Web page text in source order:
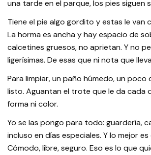
una tarde en el parque, los pies siguen
Tiene el pie algo gordito y estas le van
La horma es ancha y hay espacio de
calcetines gruesos, no aprietan. Y no
ligerísimas. De esas que ni nota que
Para limpiar, un paño húmedo, un poco
listo. Aguantan el trote que le da cada
forma ni color.
Yo se las pongo para todo: guardería,
incluso en días especiales. Y lo mejor es
Cómodo, libre, seguro. Eso es lo que